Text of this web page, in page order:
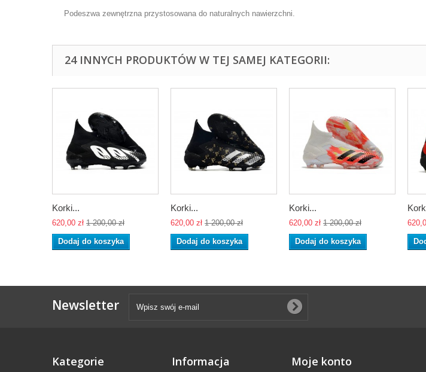
Podeszwa zewnętrzna przystosowana do naturalnych nawierzchni.
24 INNYCH PRODUKTÓW W TEJ SAMEJ KATEGORII:
Korki...
620,00 zł 1 200,00 zł
Dodaj do koszyka
Korki...
620,00 zł 1 200,00 zł
Dodaj do koszyka
Korki...
620,00 zł 1 200,00 zł
Dodaj do koszyka
Newsletter
Kategorie Informacja Moje konto